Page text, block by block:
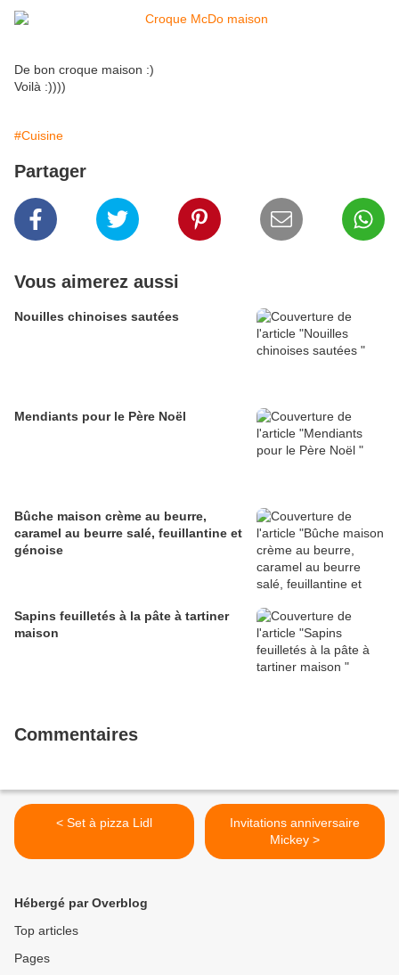
De bon croque maison :)
Voilà :))))
#Cuisine
Partager
Vous aimerez aussi
Nouilles chinoises sautées
Mendiants pour le Père Noël
Bûche maison crème au beurre,
caramel au beurre salé, feuillantine et
génoise
Sapins feuilletés à la pâte à tartiner
maison
Commentaires
< Set à pizza Lidl
Invitations anniversaire
Mickey >
Hébergé par Overblog
Top articles
Pages